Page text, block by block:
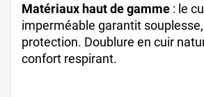
Matériaux haut de gamme : le
imperméable garantit
protection. Doublure en cuir
confort respirant.